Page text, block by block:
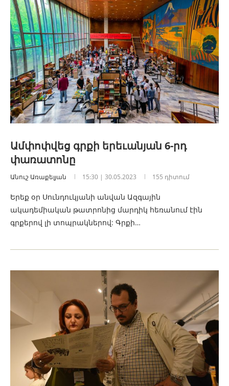
Ամփոփվեց գրքի երեւանյան 6-րդ
փառատոնը
Անուշ Առաքելյան 15:30 | 30.05.2023 155 դիտում
Երեք օր Սունդուկյանի անվան Ազգային
ակադեմիական թատրոնից մարդիկ հեռանում էին
գրքերով լի տոպրակներով: Գրքի…